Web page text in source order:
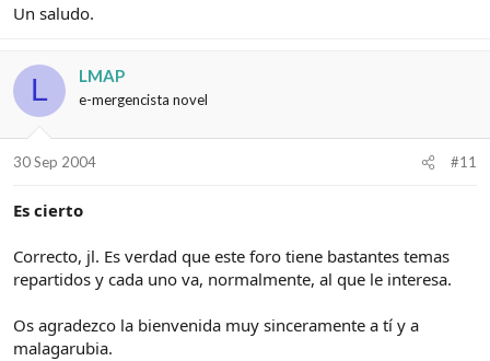
Un saludo.
L LMAP
e-mergencista novel
30 Sep 2004 #11
Es cierto
Correcto, jl. Es verdad que este foro tiene bastantes temas
repartidos y cada uno va, normalmente, al que le interesa.
Os agradezco la bienvenida muy sinceramente a tí y a
malagarubia.